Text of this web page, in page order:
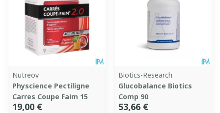
Nutreov
Physcience Pectiligne
Carres Coupe Faim 15
19,00 €
Biotics-Research
Glucobalance Biotics
Comp 90
53,66 €